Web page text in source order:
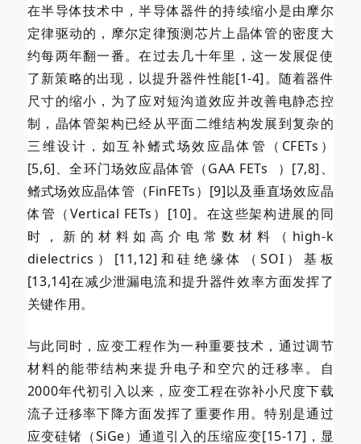
在半导体技术中，半导体器件的持续缩小是由摩尔
定律驱动的，摩尔定律预测芯片上晶体管的密度大
约每两年翻一番。在过去几十年里，这一发展促使
了新策略的出现，以提升器件性能[1-4]。随着器件
尺寸的缩小，为了应对短沟道效应并改善电静态控
制，晶体管架构已经从平面二维结构发展到复杂的
三维设计，如互补鳍式场效应晶体管（CFETs）
[5,6]、全环门场效应晶体管（GAA FETs
）[7,8]、
鳍式场效应晶体管（FinFETs）[9]以及垂直场效应晶
体管（Vertical FETs）[10]。在这些架构进展的同
时，新的材料如高介电常数材料（high-k
dielectrics）[11,12]和硅绝缘体（SOI）基板
[13,14]在减少泄漏电流和提升器件效率方面发挥了
关键作用。
与此同时，应变工程作为一种重要技术，通过调节
材料的能带结构来提升电子和空穴的迁移率。自
2000年代初引入以来，应变工程在弥补小尺度下载
流子迁移率下降方面发挥了重要作用。特别是通过
应变硅锗（SiGe）通道引入的压缩应变[15-17]，显